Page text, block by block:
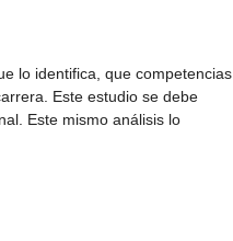
lo identifica, que competencias
Este estudio se debe
Este mismo análisis lo